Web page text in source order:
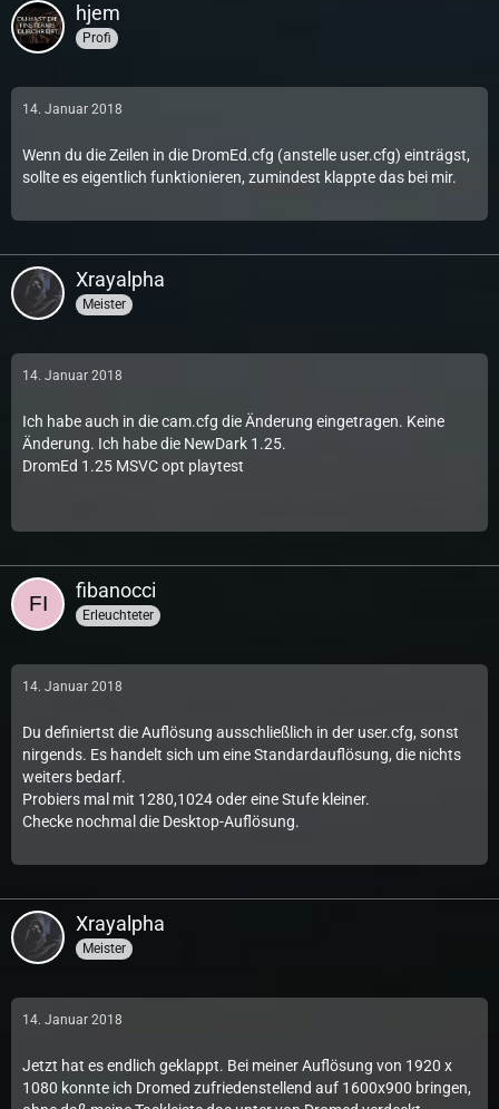
hjem
Profi
14. Januar 2018
Wenn du die Zeilen in die DromEd.cfg (anstelle user.cfg) einträgst,
sollte es eigentlich funktionieren, zumindest klappte das bei mir.
Xrayalpha
Meister
14. Januar 2018
Ich habe auch in die cam.cfg die Änderung eingetragen. Keine
Änderung. Ich habe die NewDark 1.25.
DromEd 1.25 MSVC opt playtest
fibanocci
Erleuchteter
14. Januar 2018
Du definiertst die Auflösung ausschließlich in der user.cfg, sonst
nirgends. Es handelt sich um eine Standardauflösung, die nichts
weiters bedarf.
Probiers mal mit 1280,1024 oder eine Stufe kleiner.
Checke nochmal die Desktop-Auflösung.
Xrayalpha
Meister
14. Januar 2018
Jetzt hat es endlich geklappt. Bei meiner Auflösung von 1920 x
1080 konnte ich Dromed zufriedenstellend auf 1600x900 bringen,